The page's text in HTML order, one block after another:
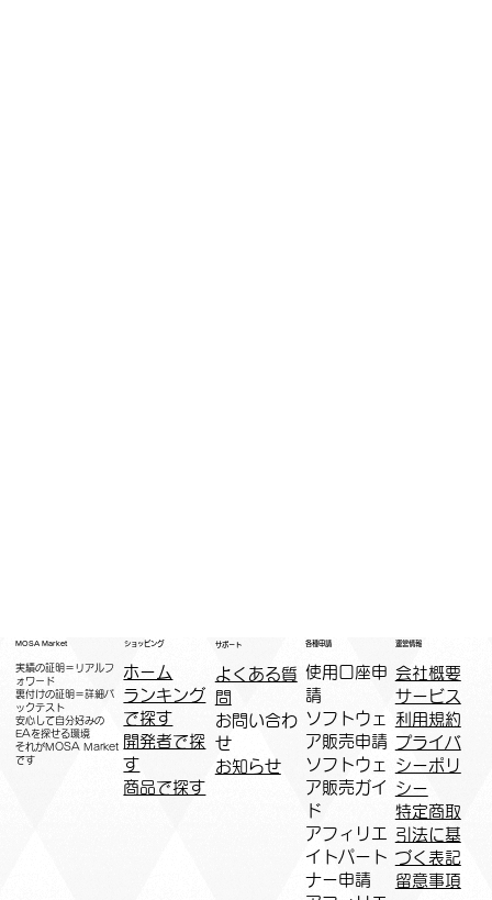
MOSA Market
実績の証明＝リアルフ
ォワード
裏付けの証明＝詳細バ
ックテスト
安心して自分好みの
EAを探せる環境
​それがMOSA Market
です
ショッピング
ホーム
ランキング
で探す
開発者で探
す
商品で探す
サポート
よくある質
問
お問い合わ
せ
お知らせ
各種申請
​使用口座申
請
ソフトウェ
ア販売申請
ソフトウェ
ア販売ガイ
ド
アフィリエ
イトパート
ナー申請​
運営情報
会社概要
サービス
利用規約
プライバ
シーポリ
シー
特定商取
引法に基
づく表記
​留意事項